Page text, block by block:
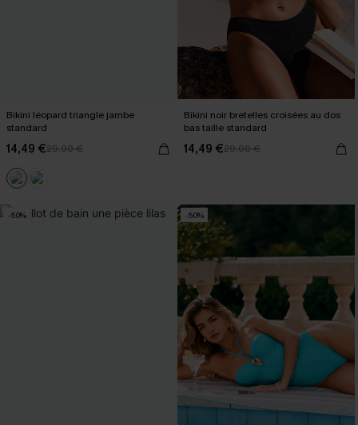
Bikini léopard triangle jambe
standard
14,49 €29,00 €
Bikini noir bretelles croisées au dos
bas taille standard
14,49 €29,00 €
-50% -50%